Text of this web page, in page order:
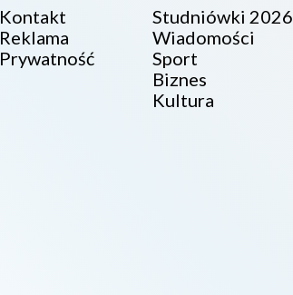
Kontakt
Reklama
Prywatność
Studniówki 2026
Wiadomości
Sport
Biznes
Kultura